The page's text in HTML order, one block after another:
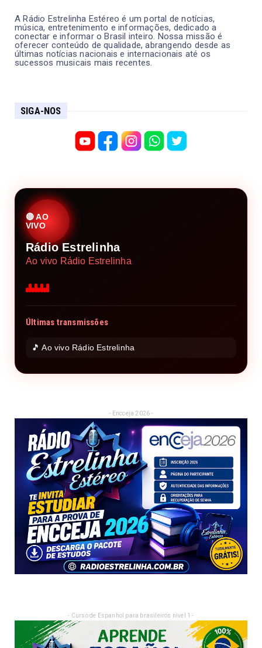
A Rádio Estrelinha Estéreo é um portal de notícias,
música, entretenimento e informações, dedicado a
conectar e informar o Brasil inteiro. Nossa missão é
oferecer conteúdo de qualidade, abrangendo desde as
últimas notícias nacionais e internacionais até os
sucessos musicais mais recentes.
SIGA-NOS
🔴 AO
VIVO
Rádio Estrelinha
Ao vivo Rádio Estrelinha
Últimas transmissões
🎵 Ao vivo Rádio Estrelinha
- Encceja 2026 -
- Curso de Espanhol para brasileiros nivel 1 -